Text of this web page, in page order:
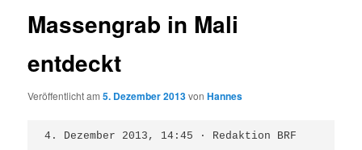
Massengrab in Mali
entdeckt
Veröffentlicht am5. Dezember 2013vonHannes
4. Dezember 2013, 14:45 · Redaktion BRF